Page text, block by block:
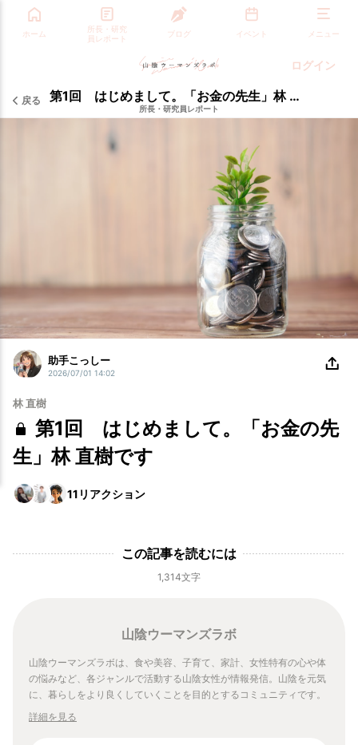
ホーム
所長・研究
員レポート
ブログ イベント メニュー
ログイン
戻る 第1回 はじめまして。「お金の先生」林 直樹です
所長・研究員レポート
助手こっしー
2026/07/01 14:02
林 直樹
第1回 はじめまして。「お金の先
生」林 直樹です
11 リアクション
この記事を読むには
1,314文字
山陰ウーマンズラボ
山陰ウーマンズラボは、食や美容、子育て、家計、女性特有の心や体
の悩みなど、各ジャンルで活動する山陰女性が情報発信。山陰を元気
に、暮らしをより良くしていくことを目的とするコミュニティです。
詳細を見る